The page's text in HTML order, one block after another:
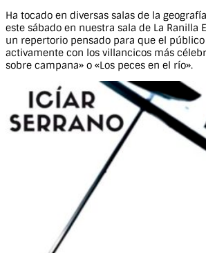
Ha tocado en diversas salas de la
este sábado en nuestra sala de La Ranilla
un repertorio pensado para que el
activamente con los villancicos más
sobre campana» o «Los peces en el río».